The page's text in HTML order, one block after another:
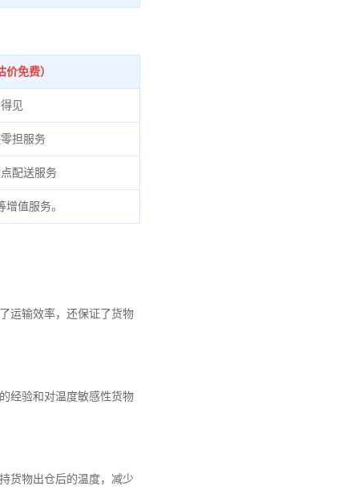
免费）
见
担服务
配送服务
值服务。
运输效率，还保证了货物
经验和对温度敏感性货物
货物出仓后的温度，减少